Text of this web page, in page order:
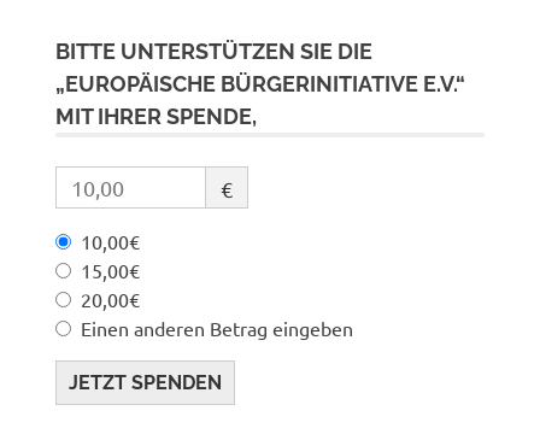
BITTE UNTERSTÜTZEN SIE DIE
„EUROPÄISCHE BÜRGERINITIATIVE E.V.“
MIT IHRER SPENDE,
€
10,00€
15,00€
20,00€
Einen anderen Betrag eingeben
JETZT SPENDEN